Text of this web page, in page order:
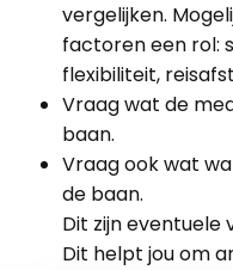
vergelijken.
factoren een rol:
flexibiliteit,
Vraag wat de
baan.
Vraag ook wat
de baan.
Dit zijn
Dit helpt jou om